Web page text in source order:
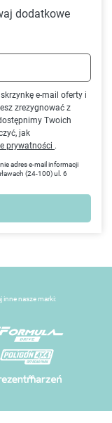
dodatkowe
e-mail oferty i
zrezygnować z
Twoich
jak
prywatności .
adres e-mail informacji
(24-100) ul. 6
inne nasze marki: